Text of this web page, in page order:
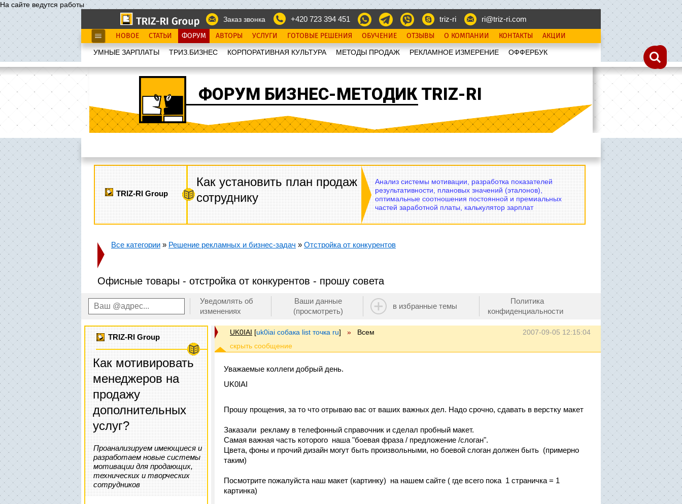
На сайте ведутся работы
Заказ звонка
+420 723 394 451 triz-ri ri@triz-ri.com
НОВОЕ СТАТЬИ ФОРУМ АВТОРЫ УСЛУГИ ГОТОВЫЕ РЕШЕНИЯ ОБУЧЕНИЕ ОТЗЫВЫ О КОМПАНИИ КОНТАКТЫ АКЦИИ
УМНЫЕ ЗАРПЛАТЫ ТРИЗ.БИЗНЕС КОРПОРАТИВНАЯ КУЛЬТУРА МЕТОДЫ ПРОДАЖ РЕКЛАМНОЕ ИЗМЕРЕНИЕ OФФЕРБУК
ФОРУМ БИЗНЕС-МЕТОДИК TRIZ-RI
TRIZ-RI Group
Как установить план продаж
сотруднику
Анализ системы мотивации, разработка показателей
результативности, плановых значений (эталонов),
оптимальные соотношения постоянной и премиальных
частей заработной платы, калькулятор зарплат
Все категории » Решение рекламных и бизнес-задач » Отстройка от конкурентов
Офисные товары - отстройка от конкурентов - прошу совета
Уведомлять об
изменениях
Ваши данные
(просмотреть)
в избранные темы
Политика
конфиденциальности
TRIZ-RI Group
Как мотивировать
менеджеров на
продажу
дополнительных
услуг?
Проанализируем имеющиеся и
разработаем новые системы
мотивации для продающих,
технических и творческих
сотрудников
2007-09-05 12:15:04
UK0IAI [uk0iai собака list точка ru] » Всем
Уважаемые коллеги добрый день.
UK0IAI
Прошу прощения, за то что отрываю вас от ваших важных дел. Надо срочно, сдавать в верстку макет
Заказали рекламу в телефонный справочник и сделал пробный макет.
Самая важная часть которого наша "боевая фраза / предложение /слоган".
Цвета, фоны и прочий дизайн могут быть произвольными, но боевой слоган должен быть (примерно
таким)
Посмотрите пожалуйста наш макет (картинку) на нашем сайте ( где всего пока 1 страничка = 1
картинка)